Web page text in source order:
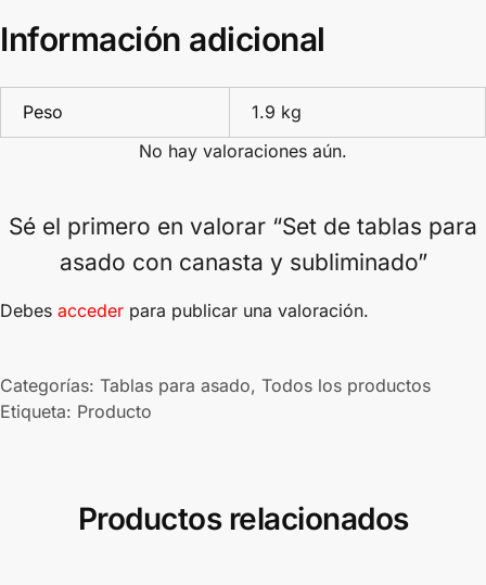
Información adicional
Peso
1.9 kg
No hay valoraciones aún.
Sé el primero en valorar “Set de tablas para
asado con canasta y subliminado”
Debes acceder para publicar una valoración.
Categorías: Tablas para asado, Todos los productos
Etiqueta: Producto
Productos relacionados